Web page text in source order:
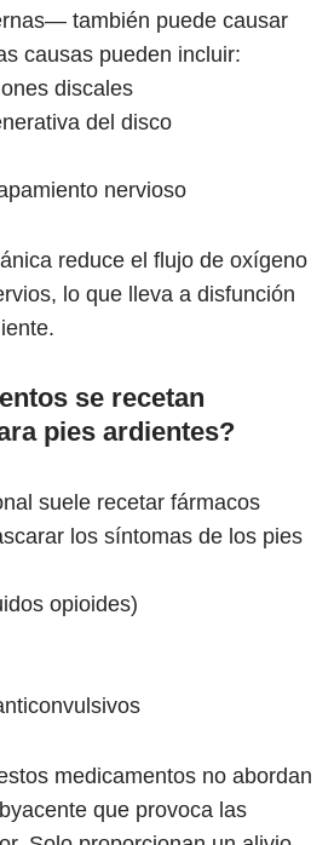
también puede causar
causas pueden incluir:
discales
del disco
nervioso
reduce el flujo de oxígeno
lo que lleva a disfunción
se recetan
pies ardientes?
suele recetar fármacos
los síntomas de los pies
opioides)
medicamentos no abordan
que provoca las